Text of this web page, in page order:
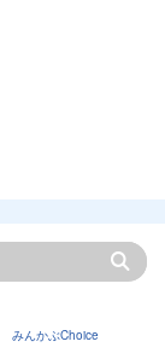
みんかぶChoice